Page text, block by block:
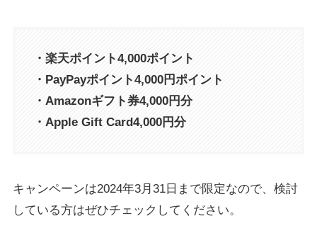
・楽天ポイント4,000ポイント
・PayPayポイント4,000円ポイント
・Amazonギフト券4,000円分
・Apple Gift Card4,000円分
キャンペーンは2024年3月31日まで限定なので、検討
している方はぜひチェックしてください。